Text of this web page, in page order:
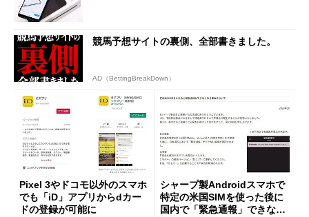
競馬予想サイトの裏側、全部書きました。
AD（BettingBreakDown）
Pixel 3やドコモ以外のスマホ
でも「iD」アプリからdカー
ドの登録が可能に
シャープ製Androidスマホで
特定の米国SIMを使った後に
国内で「緊急通報」できない